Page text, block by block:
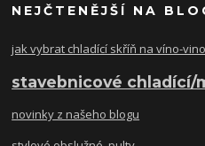
NEJČTENĚJŠÍ NA
jak vybrat chladící skříň na víno-
stavebnicové chladící/
novinky z našeho blogu